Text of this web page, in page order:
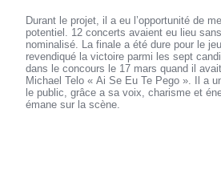
Durant le projet, il a eu l’opportunité de
potentiel. 12 concerts avaient eu lieu
nominalisé. La finale a été dure pour le
revendiqué la victoire parmi les sept
dans le concours le 17 mars quand il
Michael Telo « Ai Se Eu Te Pego ». Il a
le public, grâce a sa voix, charisme et
émane sur la scène.